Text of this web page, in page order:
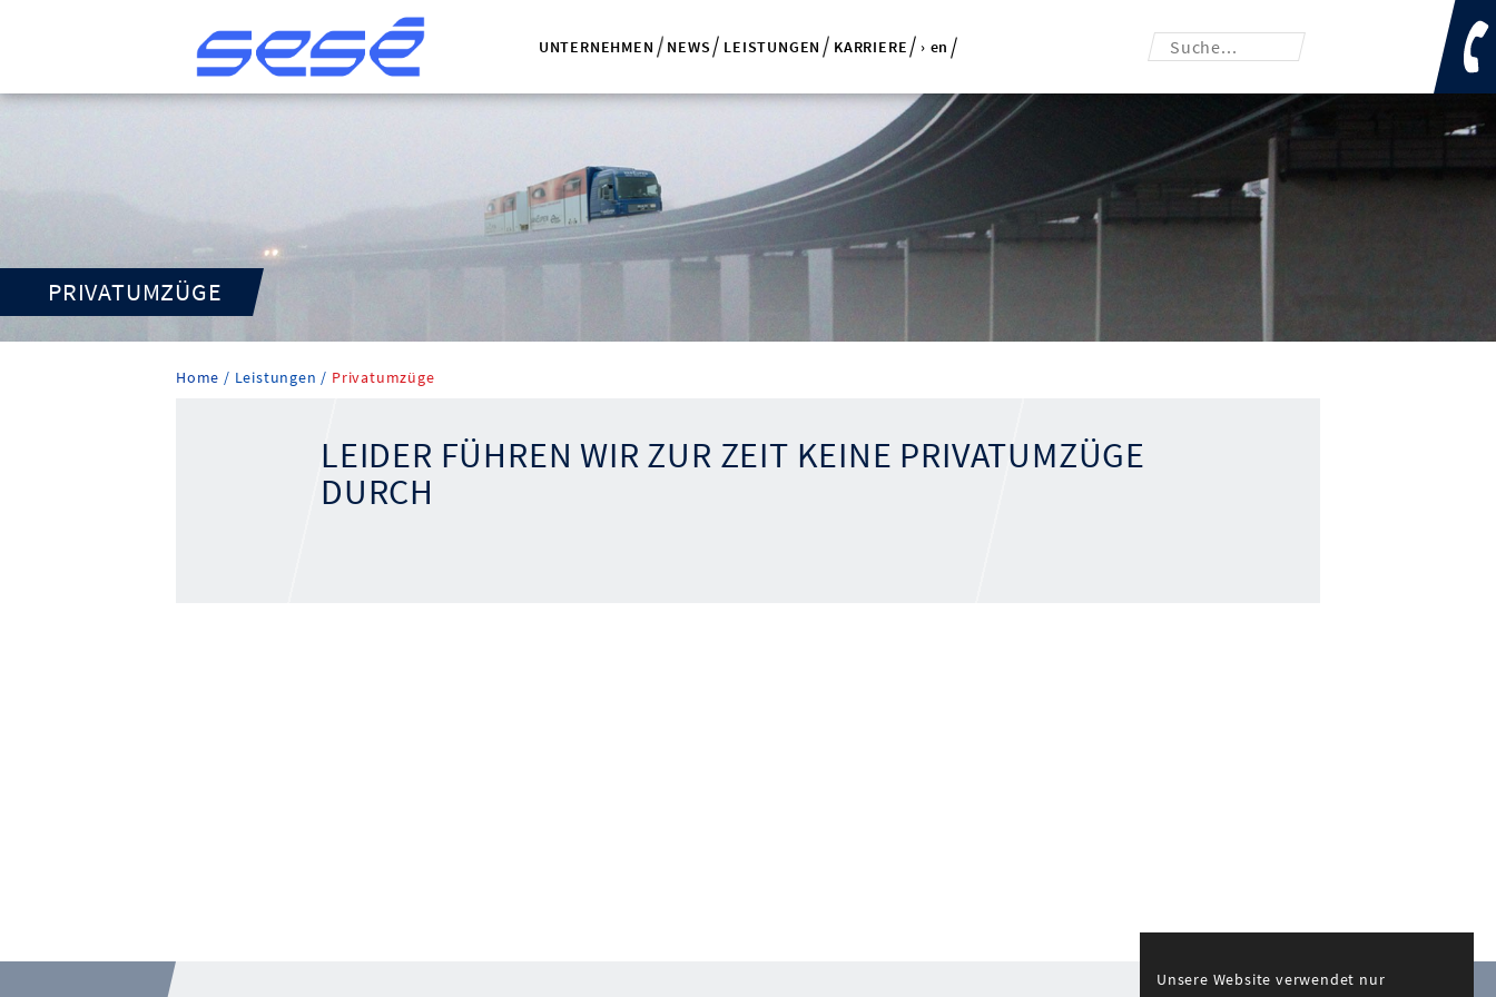
UNTERNEHMEN NEWS LEISTUNGEN KARRIERE › en
PRIVATUMZÜGE
Home Leistungen Privatumzüge
LEIDER FÜHREN WIR ZUR ZEIT KEINE PRIVATUMZÜGE
DURCH
Unsere Website verwendet nur